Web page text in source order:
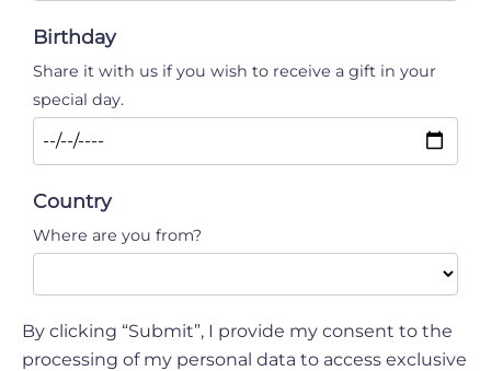
Birthday
Share it with us if you wish to receive a gift in your
special day.
Country
Where are you from?
By clicking “Submit”, I provide my consent to the
processing of my personal data to access exclusive